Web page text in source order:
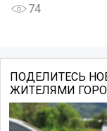
74
ПОДЕЛИТЕСЬ
ЖИТЕЛЯМИ